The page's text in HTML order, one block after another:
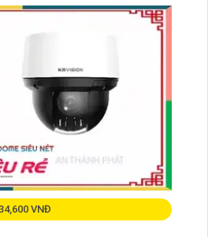
VNĐ